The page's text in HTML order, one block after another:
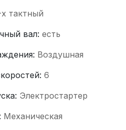
тактный
вал: есть
Воздушная
6
Электростартер
Механическая